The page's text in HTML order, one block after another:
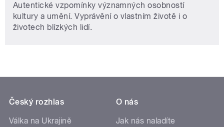
Autentické vzpomínky významných osobností
kultury a umění. Vyprávění o vlastním životě i o
životech blízkých lidí.
Český rozhlas
Válka na Ukrajině
O nás
Jak nás naladíte